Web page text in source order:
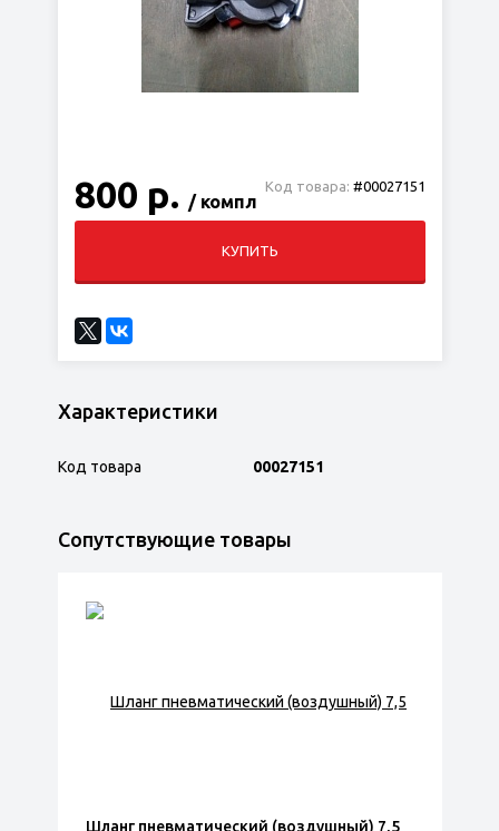
Код товара: #00027151
800 р. / компл
КУПИТЬ
Характеристики
Код товара 00027151
Сопутствующие товары
Шланг пневматический (воздушный) 7,5